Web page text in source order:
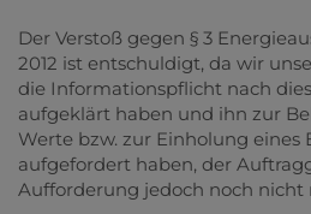
Der Verstoß gegen § 3
2012 ist entschuldigt, da wir
die Informationspflicht nach
aufgeklärt haben und ihn zur
Werte bzw. zur Einholung eines
aufgefordert haben, der
Aufforderung jedoch noch nicht